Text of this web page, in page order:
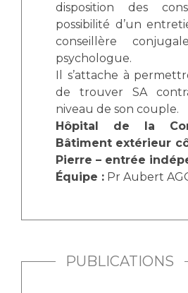
disposition des
possibilité d’un
conseillère
psychologue.
Il s’attache à
de trouver SA
niveau de son couple.
Hôpital de la
Bâtiment extérieur
Pierre – entrée
Équipe : Pr Aubert
PUBLICATIONS